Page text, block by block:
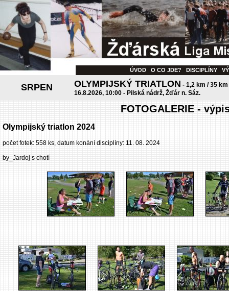
ÚVOD O CO JDE? DISCIPLÍNY
SRPEN OLYMPIJSKÝ TRIATLON - 1,2 km / 35
16.8.2026, 10:00 - Pilská nádrž, Žďár n. Sáz.
FOTOGALERIE -
Olympijský triatlon 2024
počet fotek: 558 ks, datum konání disciplíny: 11. 08. 2024
by_Jardoj s chotí